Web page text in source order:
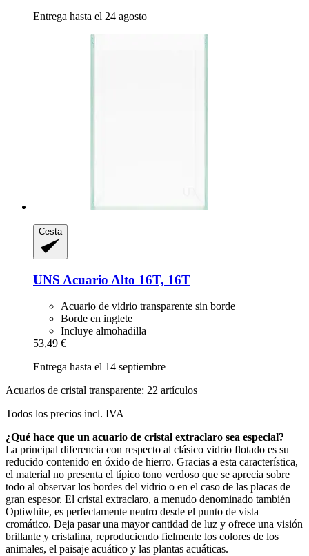
Entrega hasta el 24 agosto
Cesta
UNS Acuario Alto 16T, 16T
Acuario de vidrio transparente sin borde
Borde en inglete
Incluye almohadilla
53,49 €
Entrega hasta el 14 septiembre
Acuarios de cristal transparente: 22 artículos
Todos los precios incl. IVA
¿Qué hace que un acuario de cristal extraclaro sea especial?
La principal diferencia con respecto al clásico vidrio flotado es su
reducido contenido en óxido de hierro. Gracias a esta característica,
el material no presenta el típico tono verdoso que se aprecia sobre
todo al observar los bordes del vidrio o en el caso de las placas de
gran espesor. El cristal extraclaro, a menudo denominado también
Optiwhite, es perfectamente neutro desde el punto de vista
cromático. Deja pasar una mayor cantidad de luz y ofrece una visión
brillante y cristalina, reproduciendo fielmente los colores de los
animales, el paisaje acuático y las plantas acuáticas.